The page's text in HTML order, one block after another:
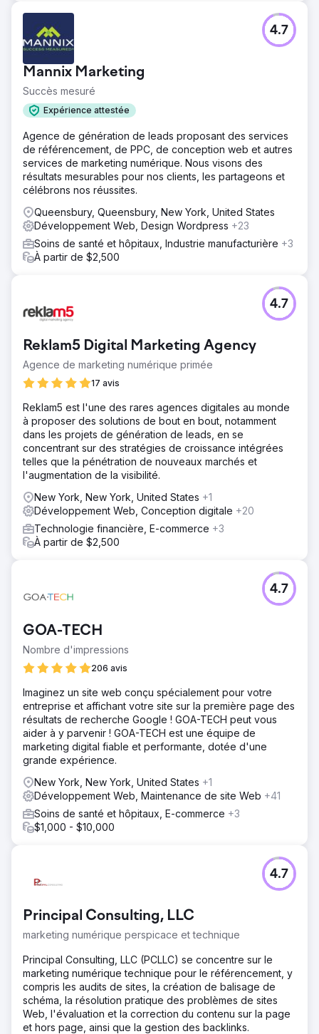
Mannix Marketing
Succès mesuré
Expérience attestée
4.7
Agence de génération de leads proposant des services
de référencement, de PPC, de conception web et autres
services de marketing numérique. Nous visons des
résultats mesurables pour nos clients, les partageons et
célébrons nos réussites.
Queensbury, Queensbury, New York, United States
Développement Web, Design Wordpress +23
Soins de santé et hôpitaux, Industrie manufacturière +3
À partir de $2,500
Reklam5 Digital Marketing Agency
Agence de marketing numérique primée
17 avis
4.7
Reklam5 est l'une des rares agences digitales au monde
à proposer des solutions de bout en bout, notamment
dans les projets de génération de leads, en se
concentrant sur des stratégies de croissance intégrées
telles que la pénétration de nouveaux marchés et
l'augmentation de la visibilité.
New York, New York, United States +1
Développement Web, Conception digitale +20
Technologie financière, E-commerce +3
À partir de $2,500
GOA-TECH
Nombre d'impressions
206 avis
4.7
Imaginez un site web conçu spécialement pour votre
entreprise et affichant votre site sur la première page des
résultats de recherche Google ! GOA-TECH peut vous
aider à y parvenir ! GOA-TECH est une équipe de
marketing digital fiable et performante, dotée d'une
grande expérience.
New York, New York, United States +1
Développement Web, Maintenance de site Web +41
Soins de santé et hôpitaux, E-commerce +3
$1,000 - $10,000
Principal Consulting, LLC
marketing numérique perspicace et technique
4.7
Principal Consulting, LLC (PCLLC) se concentre sur le
marketing numérique technique pour le référencement, y
compris les audits de sites, la création de balisage de
schéma, la résolution pratique des problèmes de sites
Web, l'évaluation et la correction du contenu sur la page
et hors page, ainsi que la gestion des backlinks.